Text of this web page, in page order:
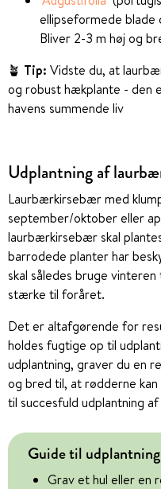
ellipseformede
Bliver 2-3 m høj og
🪴 Tip: Vidste du, at
og robust hækplante - den
havens summende liv
Udplantning af
Laurbærkirsebær med
september/oktober eller
laurbærkirsebær skal
barrodede planter har
skal således bruge
stærke til foråret.
Det er altafgørende for
holdes fugtige op til
udplantning, graver du en
og bred til, at rødderne
til succesfuld udplantning
Guide til
Grav et hul eller en